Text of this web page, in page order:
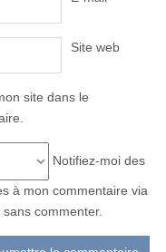
Site web
site dans le
Notifiez-moi des
à mon commentaire via
sans commenter.